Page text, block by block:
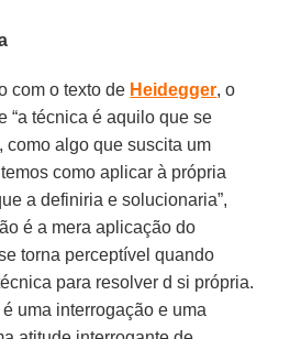
com o texto de Heidegger, o
“a técnica é aquilo que se
como algo que suscita um
como aplicar à própria
a definiria e solucionaria”,
é a mera aplicação do
torna perceptível quando
para resolver d si própria.
uma interrogação e uma